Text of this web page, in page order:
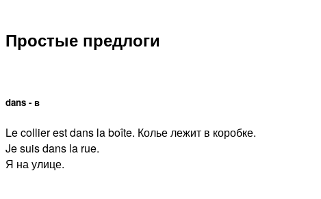
Простые предлоги
dans - в
Le collier est dans la boîte. Колье лежит в коробке.
Je suis dans la rue.
Я на улице.